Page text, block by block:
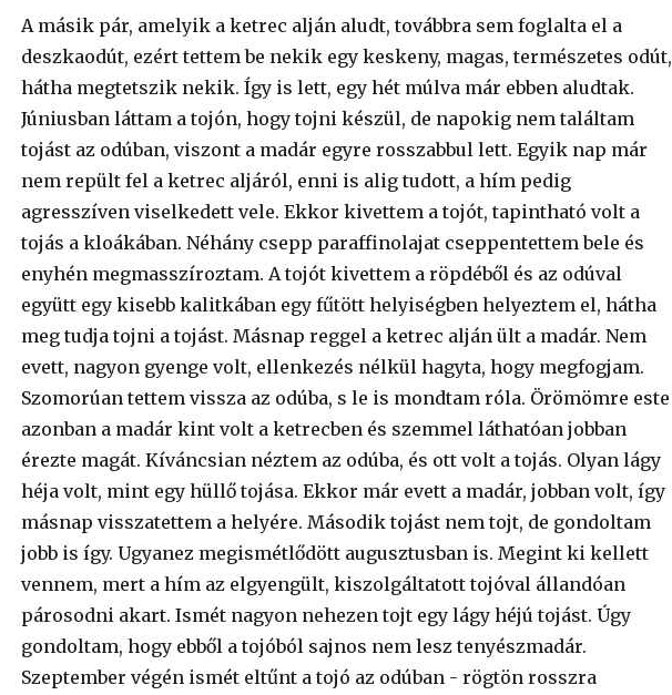
A másik pár, amelyik a ketrec alján aludt, továbbra sem foglalta el a
deszkaodút, ezért tettem be nekik egy keskeny, magas, természetes odút,
hátha megtetszik nekik. Így is lett, egy hét múlva már ebben aludtak.
Júniusban láttam a tojón, hogy tojni készül, de napokig nem találtam
tojást az odúban, viszont a madár egyre rosszabbul lett. Egyik nap már
nem repült fel a ketrec aljáról, enni is alig tudott, a hím pedig
agresszíven viselkedett vele. Ekkor kivettem a tojót, tapintható volt a
tojás a kloákában. Néhány csepp paraffinolajat cseppentettem bele és
enyhén megmasszíroztam. A tojót kivettem a röpdéből és az odúval
együtt egy kisebb kalitkában egy fűtött helyiségben helyeztem el, hátha
meg tudja tojni a tojást. Másnap reggel a ketrec alján ült a madár. Nem
evett, nagyon gyenge volt, ellenkezés nélkül hagyta, hogy megfogjam.
Szomorúan tettem vissza az odúba, s le is mondtam róla. Örömömre este
azonban a madár kint volt a ketrecben és szemmel láthatóan jobban
érezte magát. Kíváncsian néztem az odúba, és ott volt a tojás. Olyan lágy
héja volt, mint egy hüllő tojása. Ekkor már evett a madár, jobban volt, így
másnap visszatettem a helyére. Második tojást nem tojt, de gondoltam
jobb is így. Ugyanez megismétlődött augusztusban is. Megint ki kellett
vennem, mert a hím az elgyengült, kiszolgáltatott tojóval állandóan
párosodni akart. Ismét nagyon nehezen tojt egy lágy héjú tojást. Úgy
gondoltam, hogy ebből a tojóból sajnos nem lesz tenyészmadár.
Szeptember végén ismét eltűnt a tojó az odúban - rögtön rosszra